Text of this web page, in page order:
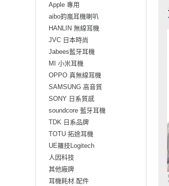
Apple 專用
aibo鈞嵐耳機喇叭
HANLIN 無線耳機
JVC 日本時尚
Jabees藍牙耳機
MI 小米耳機
OPPO 真無線耳機
SAMSUNG 高音質
SONY 日系質感
soundcore 藍牙耳機
TDK 日系品牌
TOTU 拓途耳機
UE羅技Logitech
人因科技
其他廠牌
耳機耗材.配件